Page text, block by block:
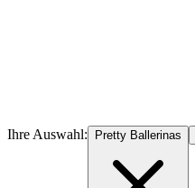
Ihre Auswahl: Pretty Ballerinas